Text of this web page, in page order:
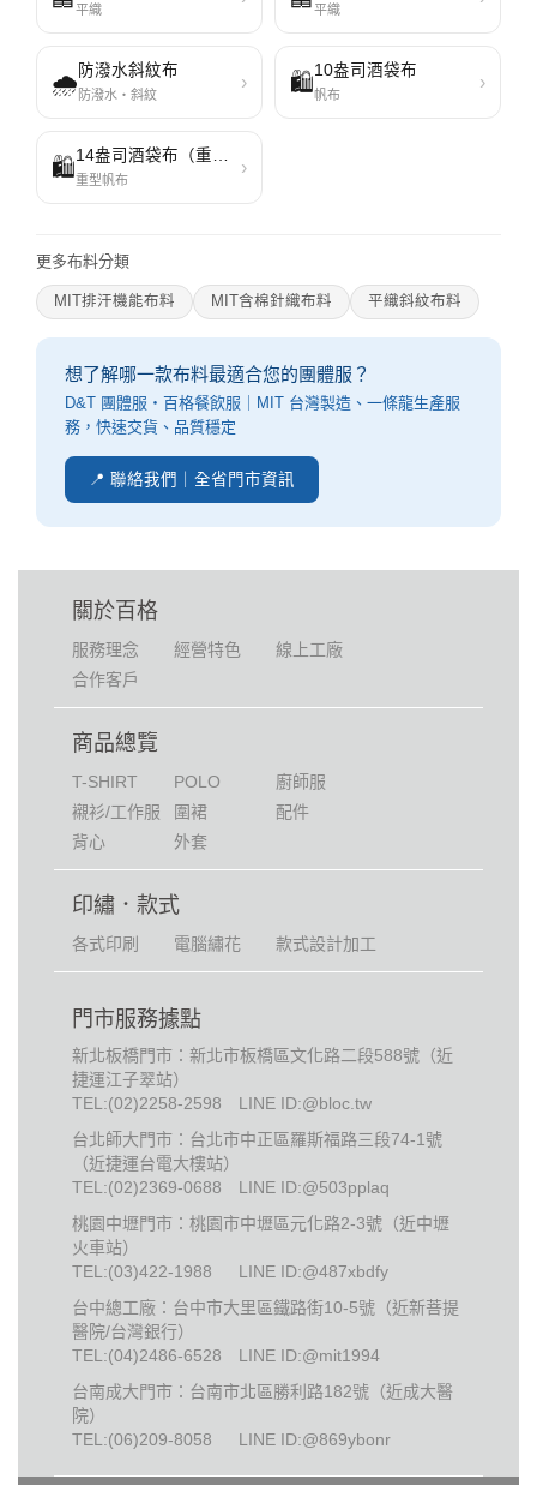
平織 平織
🌧️ 防潑水斜紋布
防潑水・斜紋
› 🛍️10盎司酒袋布
帆布
›
🛍️ 14盎司酒袋布（重型帆布）
重型帆布
›
更多布料分類
MIT排汗機能布料 MIT含棉針織布料 平織斜紋布料
想了解哪一款布料最適合您的團體服？
D&T 團體服・百格餐飲服｜MIT 台灣製造、一條龍生產服
務，快速交貨、品質穩定
📍 聯絡我們｜全省門市資訊
關於百格
服務理念 經營特色
線上工廠
合作客戶
商品總覽
T-SHIRT POLO
廚師服
襯衫/工作服
圍裙
配件
背心
外套
印繡．款式
各式印刷 電腦繡花 款式設計加工
門市服務據點
新北板橋門市：新北市板橋區文化路二段588號（近
捷運江子翠站）
TEL:(02)2258-2598
LINE ID:@bloc.tw
台北師大門市：台北市中正區羅斯福路三段74-1號
（近捷運台電大樓站）
TEL:(02)2369-0688
LINE ID:@503pplaq
桃園中壢門市：桃園市中壢區元化路2-3號（近中壢
火車站）
TEL:(03)422-1988
LINE ID:@487xbdfy
台中總工廠：台中市大里區鐵路街10-5號（近新菩提
醫院/台灣銀行）
TEL:(04)2486-6528
LINE ID:@mit1994
台南成大門市：台南市北區勝利路182號（近成大醫
院）
TEL:(06)209-8058 LINE ID:@869ybonr